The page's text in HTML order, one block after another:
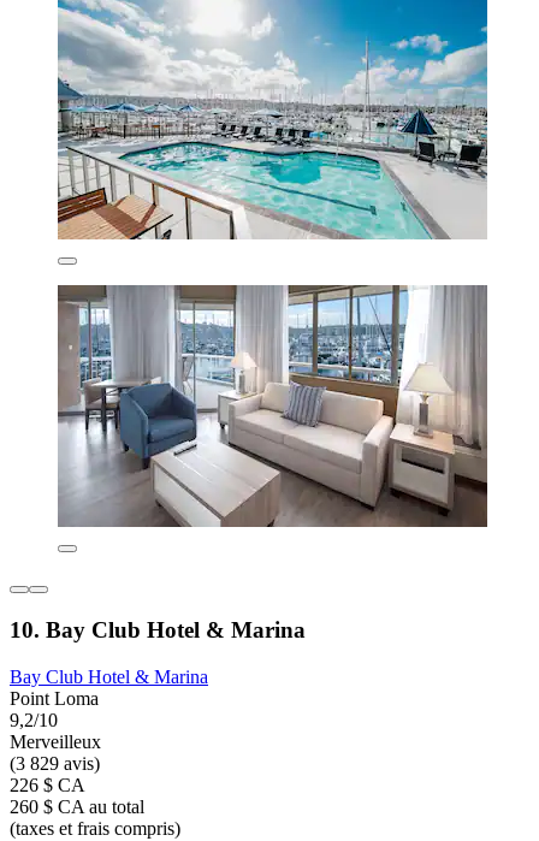
10. Bay Club Hotel & Marina
Bay Club Hotel & Marina
Point Loma
9,2/10
Merveilleux
(3 829 avis)
226 $ CA
260 $ CA au total
(taxes et frais compris)